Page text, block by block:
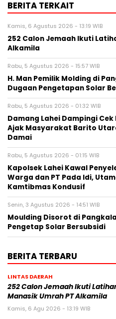
BERITA TERKAIT
Kamis, 6 Agustus 2026 - 13:19 WIB
252 Calon Jemaah Ikuti
Alkamila
Rabu, 5 Agustus 2026 - 15:57 WIB
H. Man Pemilik Molding di
Dugaan Pengetapan Solar
Rabu, 5 Agustus 2026 - 01:32 WIB
Damang Lahei Dampingi
Ajak Masyarakat Barito
Damai
Rabu, 5 Agustus 2026 - 01:15 WIB
Kapolsek Lahei Kawal
Warga dan PT Pada Idi,
Kamtibmas Kondusif
Senin, 3 Agustus 2026 - 14:51 WIB
Moulding Disorot di
Pengetap Solar Bersubsidi
BERITA TERBARU
LINTAS DAERAH
252 Calon Jemaah Ikuti
Manasik Umrah PT Alkamila
Kamis, 6 Agu 2026 - 13:19 WIB